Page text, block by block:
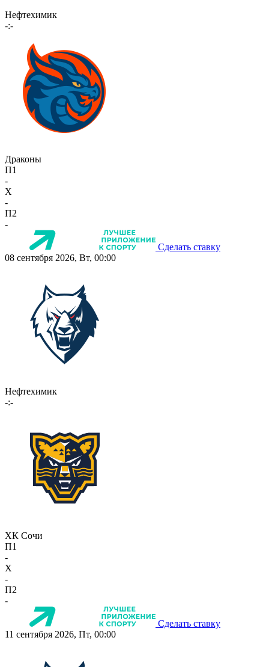
Нефтехимик
-:-
Драконы
П1
-
X
-
П2
-
Сделать ставку
08 сентября 2026, Вт, 00:00
Нефтехимик
-:-
ХК Сочи
П1
-
X
-
П2
-
Сделать ставку
11 сентября 2026, Пт, 00:00